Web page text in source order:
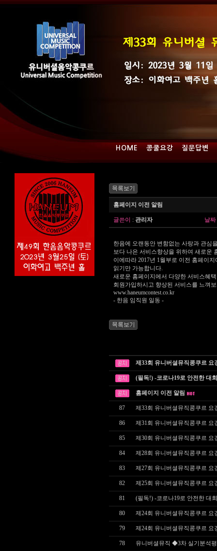
HOME 콩쿨요강 질문답변
홈페이지 이전 알림
글쓴이 : 관리자 날짜
한음에 오랜동안 변함없는 사랑과 관심
보다 나은 서비스향상을 위하여 새로운
이에따라 2017년 1월부로 이전 홈페이
읽기만 가능합니다.
새로운 홈페이지에서 다양한 서비스혜
회원가입하시고 향상된 서비스를 느껴
www.haneumcontest.co.kr
- 한음 임직원 일동 -
제33회 유니버셜뮤직콩쿠르 요
(필독!) -코로나19로 안전한 대
홈페이지 이전 알림
87 제33회 유니버셜뮤직콩쿠르 요
86 제31회 유니버셜뮤직콩쿠르 요
85 제30회 유니버셜뮤직콩쿠르 요
84 제28회 유니버셜뮤직콩쿠르 요
83 제27회 유니버셜뮤직콩쿠르 요
82 제25회 유니버셜뮤직콩쿠르 요
81 (필독!) -코로나19로 안전한 대
80 제24회 유니버셜뮤직콩쿠르 요
79 제24회 유니버셜뮤직콩쿠르 요
78 유니버셜뮤직 ◆3차 실기분석